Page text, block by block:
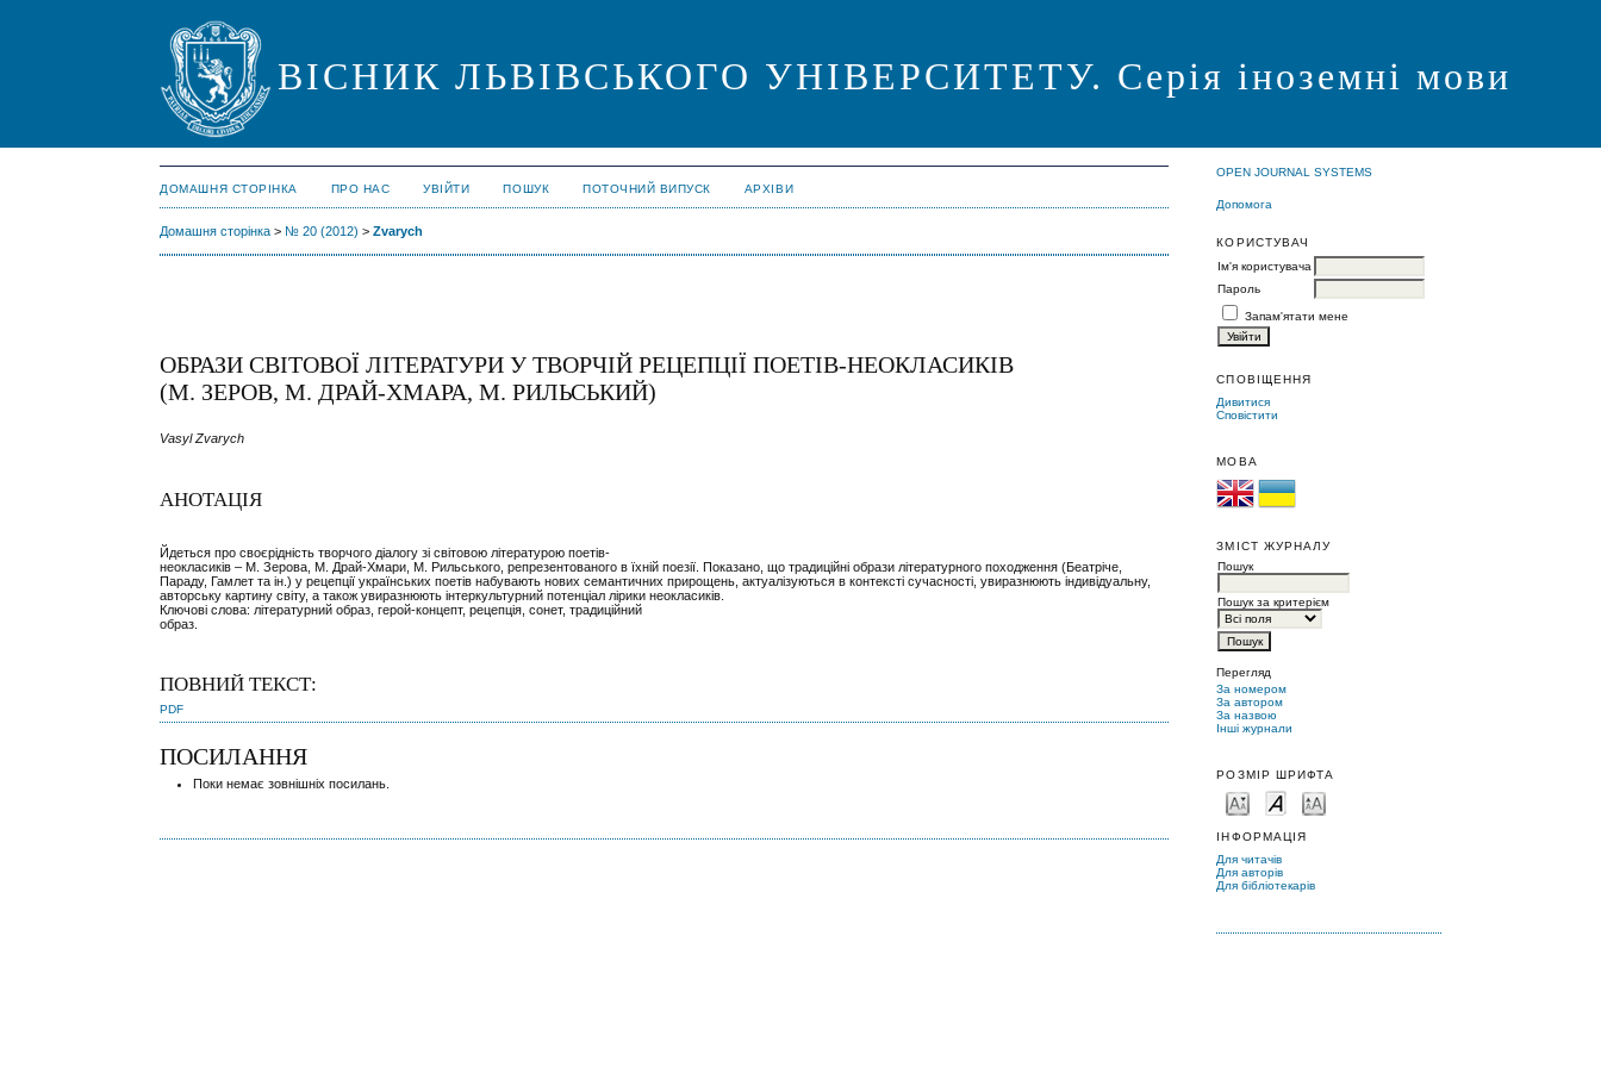
ВІСНИК ЛЬВІВСЬКОГО УНІВЕРСИТЕТУ. Серія іноземні мови
OPEN JOURNAL SYSTEMS
Допомога
КОРИСТУВАЧ
Ім'я користувача
Пароль
Запам'ятати мене
СПОВІЩЕННЯ
Дивитися
Сповістити
МОВА
ЗМІСТ ЖУРНАЛУ
Пошук
Пошук за критерієм
Перегляд
За номером
За автором
За назвою
Інші журнали
РОЗМІР ШРИФТА
ІНФОРМАЦІЯ
Для читачів
Для авторів
Для бібліотекарів
ДОМАШНЯ СТОРІНКА ПРО НАС УВІЙТИ ПОШУК ПОТОЧНИЙ ВИПУСК АРХІВИ
Домашня сторінка > № 20 (2012) >Zvarych
ОБРАЗИ СВІТОВОЇ ЛІТЕРАТУРИ У ТВОРЧІЙ РЕЦЕПЦІЇ ПОЕТІВ-НЕОКЛАСИКІВ
(М. ЗЕРОВ, М. ДРАЙ-ХМАРА, М. РИЛЬСЬКИЙ)
Vasyl Zvarych
АНОТАЦІЯ
Йдеться про своєрідність творчого діалогу зі світовою літературою поетів-
неокласиків – М. Зерова, М. Драй-Хмари, М. Рильського, репрезентованого в їхній поезії. Показано, що традиційні образи літературного походження (Беатріче,
Параду, Гамлет та ін.) у рецепції українських поетів набувають нових семантичних прирощень, актуалізуються в контексті сучасності, увиразнюють індивідуальну,
авторську картину світу, а також увиразнюють інтеркультурний потенціал лірики неокласиків.
Ключові слова: літературний образ, герой-концепт, рецепція, сонет, традиційний
образ.
ПОВНИЙ ТЕКСТ:
PDF
ПОСИЛАННЯ
Поки немає зовнішніх посилань.